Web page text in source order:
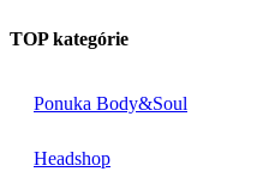
TOP kategórie
Ponuka Body&Soul
Headshop